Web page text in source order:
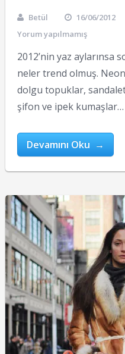
Betül 16/06/2012
Yorum yapılmamış
2012’nin yaz aylarınsa
neler trend olmuş.
dolgu topuklar,
şifon ve ipek kumaşlar…
Devamını Oku →